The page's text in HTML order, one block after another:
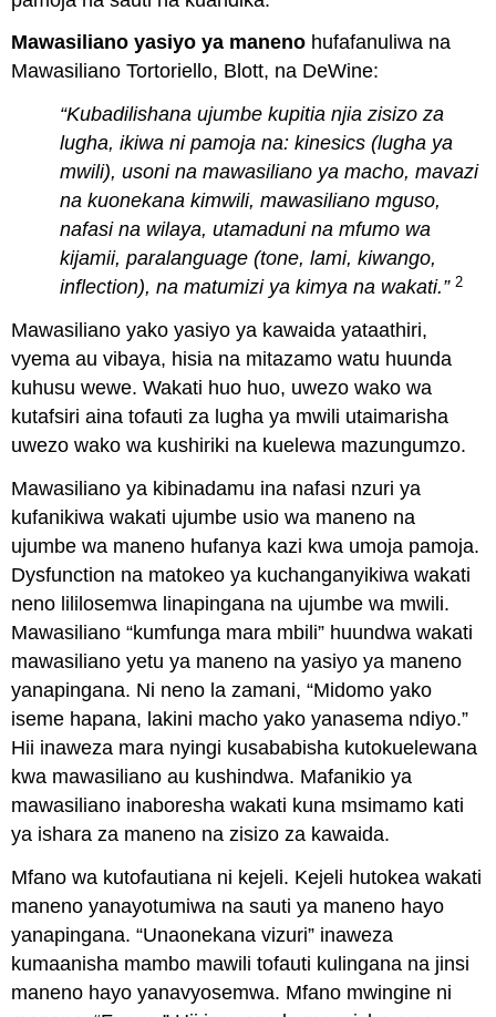
Mawasiliano yasiyo ya maneno hufafanuliwa na
Mawasiliano Tortoriello, Blott, na DeWine:
“Kubadilishana ujumbe kupitia njia zisizo za
lugha, ikiwa ni pamoja na: kinesics (lugha ya
mwili), usoni na mawasiliano ya macho, mavazi
na kuonekana kimwili, mawasiliano mguso,
nafasi na wilaya, utamaduni na mfumo wa
kijamii, paralanguage (tone, lami, kiwango,
inflection), na matumizi ya kimya na wakati.”2
Mawasiliano yako yasiyo ya kawaida yataathiri,
vyema au vibaya, hisia na mitazamo watu huunda
kuhusu wewe. Wakati huo huo, uwezo wako wa
kutafsiri aina tofauti za lugha ya mwili utaimarisha
uwezo wako wa kushiriki na kuelewa mazungumzo.
Mawasiliano ya kibinadamu ina nafasi nzuri ya
kufanikiwa wakati ujumbe usio wa maneno na
ujumbe wa maneno hufanya kazi kwa umoja pamoja.
Dysfunction na matokeo ya kuchanganyikiwa wakati
neno lililosemwa linapingana na ujumbe wa mwili.
Mawasiliano “kumfunga mara mbili” huundwa wakati
mawasiliano yetu ya maneno na yasiyo ya maneno
yanapingana. Ni neno la zamani, “Midomo yako
iseme hapana, lakini macho yako yanasema ndiyo.”
Hii inaweza mara nyingi kusababisha kutokuelewana
kwa mawasiliano au kushindwa. Mafanikio ya
mawasiliano inaboresha wakati kuna msimamo kati
ya ishara za maneno na zisizo za kawaida.
Mfano wa kutofautiana ni kejeli. Kejeli hutokea wakati
maneno yanayotumiwa na sauti ya maneno hayo
yanapingana. “Unaonekana vizuri” inaweza
kumaanisha mambo mawili tofauti kulingana na jinsi
maneno hayo yanavyosemwa. Mfano mwingine ni